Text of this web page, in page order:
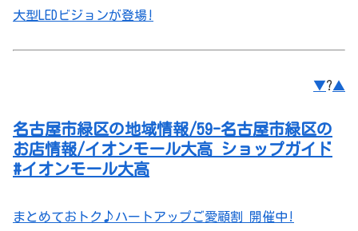
大型LEDビジョンが登場!
▼?▲
名古屋市緑区の地域情報/59-名古屋市緑区の
お店情報/イオンモール大高 ショップガイド
#イオンモール大高
まとめておトク♪ハートアップご愛顧割 開催中!